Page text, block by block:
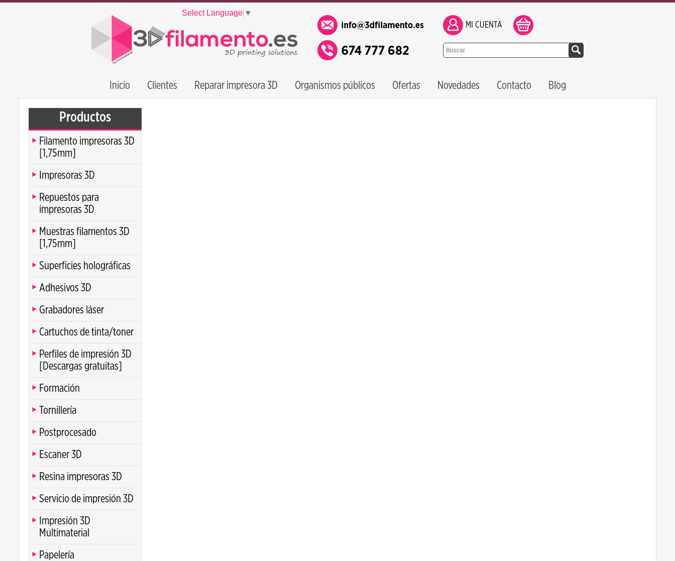
Select Language ▼
MI CUENTA
Inicio Clientes Reparar impresora 3D Organismos públicos Ofertas Novedades Contacto Blog
Productos
Filamento impresoras 3D
[1,75mm]
Impresoras 3D
Repuestos para
impresoras 3D
Muestras filamentos 3D
[1,75mm]
Superficies holográficas
Adhesivos 3D
Grabadores láser
Cartuchos de tinta/toner
Perfiles de impresión 3D
[Descargas gratuitas]
Formación
Tornillería
Postprocesado
Escaner 3D
Resina impresoras 3D
Servicio de impresión 3D
Impresión 3D
Multimaterial
Papelería